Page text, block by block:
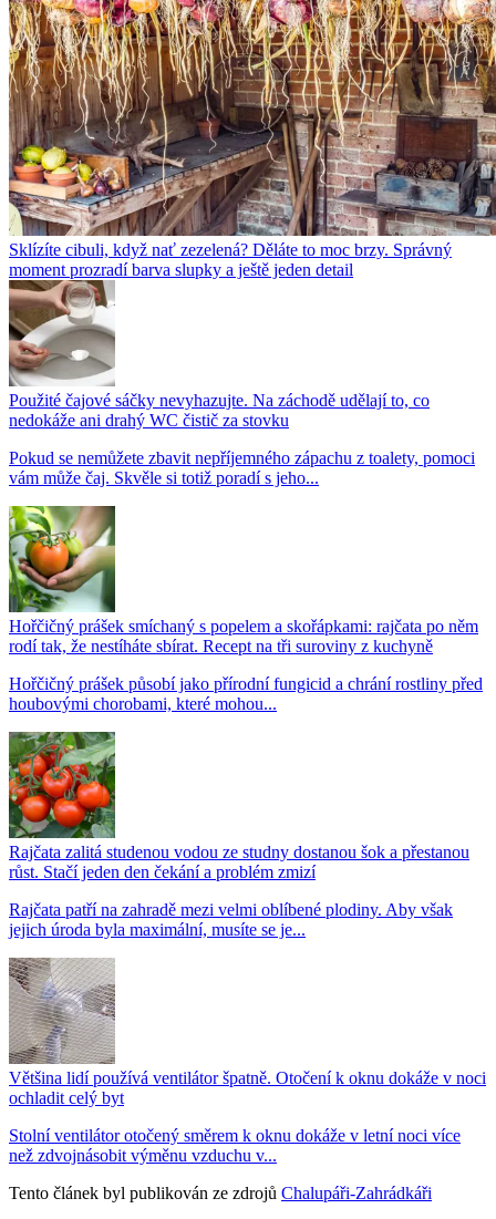
Sklízíte cibuli, když nať zezelená? Děláte to moc brzy. Správný
moment prozradí barva slupky a ještě jeden detail
Použité čajové sáčky nevyhazujte. Na záchodě udělají to, co
nedokáže ani drahý WC čistič za stovku
Pokud se nemůžete zbavit nepříjemného zápachu z toalety, pomoci
vám může čaj. Skvěle si totiž poradí s jeho...
Hořčičný prášek smíchaný s popelem a skořápkami: rajčata po něm
rodí tak, že nestíháte sbírat. Recept na tři suroviny z kuchyně
Hořčičný prášek působí jako přírodní fungicid a chrání rostliny před
houbovými chorobami, které mohou...
Rajčata zalitá studenou vodou ze studny dostanou šok a přestanou
růst. Stačí jeden den čekání a problém zmizí
Rajčata patří na zahradě mezi velmi oblíbené plodiny. Aby však
jejich úroda byla maximální, musíte se je...
Většina lidí používá ventilátor špatně. Otočení k oknu dokáže v noci
ochladit celý byt
Stolní ventilátor otočený směrem k oknu dokáže v letní noci více
než zdvojnásobit výměnu vzduchu v...
Tento článek byl publikován ze zdrojů Chalupáři-Zahrádkáři